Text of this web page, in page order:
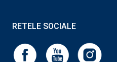
RETELE SOCIALE